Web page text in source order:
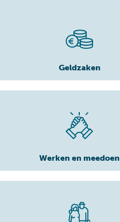
Geldzaken
Werken en meedoen